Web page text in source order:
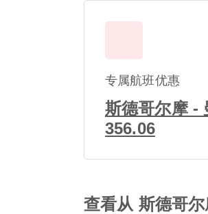
专属航班优惠
斯德哥尔摩 -
356.06
查看从 斯德哥